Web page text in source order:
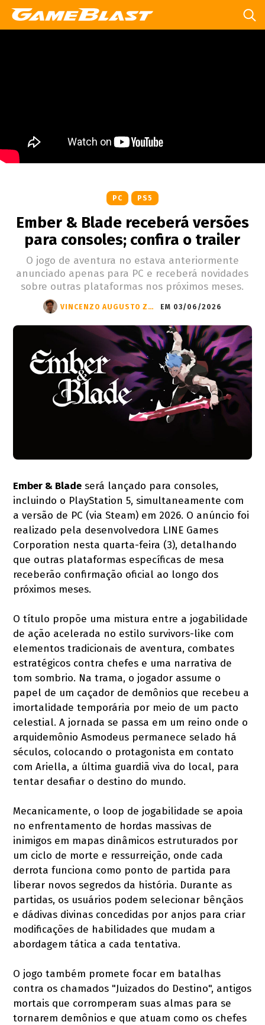
PC PS5
Ember & Blade receberá versões
para consoles; confira o trailer
O jogo de aventura no estava anteriormente
anunciado apenas para PC e receberá novidades
sobre outras plataformas nos próximos meses.
VINCENZO AUGUSTO ZANDONÁ EM 03/06/2026
Ember & Blade será lançado para consoles,
incluindo o PlayStation 5, simultaneamente com
a versão de PC (via Steam) em 2026. O anúncio foi
realizado pela desenvolvedora LINE Games
Corporation nesta quarta-feira (3), detalhando
que outras plataformas específicas de mesa
receberão confirmação oficial ao longo dos
próximos meses.
O título propõe uma mistura entre a jogabilidade
de ação acelerada no estilo survivors-like com
elementos tradicionais de aventura, combates
estratégicos contra chefes e uma narrativa de
tom sombrio. Na trama, o jogador assume o
papel de um caçador de demônios que recebeu a
imortalidade temporária por meio de um pacto
celestial. A jornada se passa em um reino onde o
arquidemônio Asmodeus permanece selado há
séculos, colocando o protagonista em contato
com Ariella, a última guardiã viva do local, para
tentar desafiar o destino do mundo.
Mecanicamente, o loop de jogabilidade se apoia
no enfrentamento de hordas massivas de
inimigos em mapas dinâmicos estruturados por
um ciclo de morte e ressurreição, onde cada
derrota funciona como ponto de partida para
liberar novos segredos da história. Durante as
partidas, os usuários podem selecionar bênçãos
e dádivas divinas concedidas por anjos para criar
modificações de habilidades que mudam a
abordagem tática a cada tentativa.
O jogo também promete focar em batalhas
contra os chamados "Juizados do Destino", antigos
mortais que corromperam suas almas para se
tornarem demônios e que atuam como os chefes